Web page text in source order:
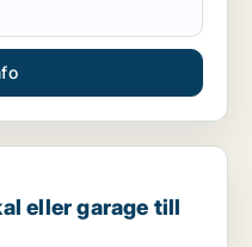
till salu i Stockholms län
eller garage till